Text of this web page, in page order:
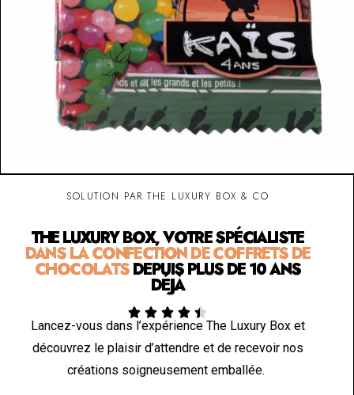
SOLUTION PAR THE LUXURY BOX & CO
THE LUXURY BOX, VOTRE SPÉCIALISTE
DANS LA CONFECTION DE COFFRETS DE
CHOCOLATSDEPUIS PLUS DE 10 ANS
DÉJÀ
    
Lancez-vous dans l’expérience The Luxury Box et
découvrez le plaisir d’attendre et de recevoir nos
créations soigneusement emballée.